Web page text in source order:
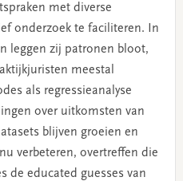
met diverse
onderzoek te faciliteren. In
leggen zij patronen bloot,
meestal
als regressieanalyse
over uitkomsten van
blijven groeien en
verbeteren, overtreffen die
de educated guesses van